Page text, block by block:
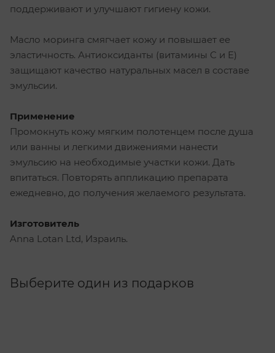
поддерживают и улучшают гигиену кожи.
Масло моринга смягчает кожу и повышает ее
эластичность. Антиоксиданты (витамины С и Е)
защищают качество натуральных масел в составе
эмульсии.
Применение
Промокнуть кожу мягким полотенцем после душа
или ванны и легкими движениями нанести
эмульсию на необходимые участки кожи. Дать
впитаться. Повторять аппликацию препарата
ежедневно, до получения желаемого результата.
Изготовитель
Anna Lotan Ltd, Израиль.
Выберите один из подарков